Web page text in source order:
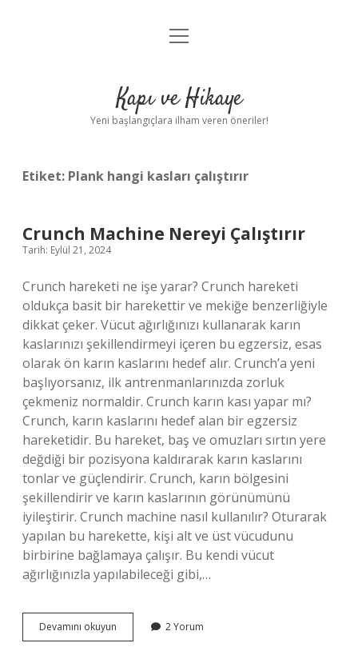
Anasayfa
Yasal Uyarı
menüyü
Kapı ve Hikaye
Yeni başlangıçlara ilham veren öneriler!
Etiket: Plank hangi kasları çalıştırır
Crunch Machine Nereyi Çalıştırır
Tarih: Eylül 21, 2024
Crunch hareketi ne işe yarar? Crunch hareketi
oldukça basit bir harekettir ve mekiğe benzerliğiyle
dikkat çeker. Vücut ağırlığınızı kullanarak karın
kaslarınızı şekillendirmeyi içeren bu egzersiz, esas
olarak ön karın kaslarını hedef alır. Crunch’a yeni
başlıyorsanız, ilk antrenmanlarınızda zorluk
çekmeniz normaldir. Crunch karın kası yapar mı?
Crunch, karın kaslarını hedef alan bir egzersiz
hareketidir. Bu hareket, baş ve omuzları sırtın yere
değdiği bir pozisyona kaldırarak karın kaslarını
tonlar ve güçlendirir. Crunch, karın bölgesini
şekillendirir ve karın kaslarının görünümünü
iyileştirir. Crunch machine nasıl kullanılır? Oturarak
yapılan bu harekette, kişi alt ve üst vücudunu
birbirine bağlamaya çalışır. Bu kendi vücut
ağırlığınızla yapılabileceği gibi,…
Devamını okuyun
Machine
2 Yorum